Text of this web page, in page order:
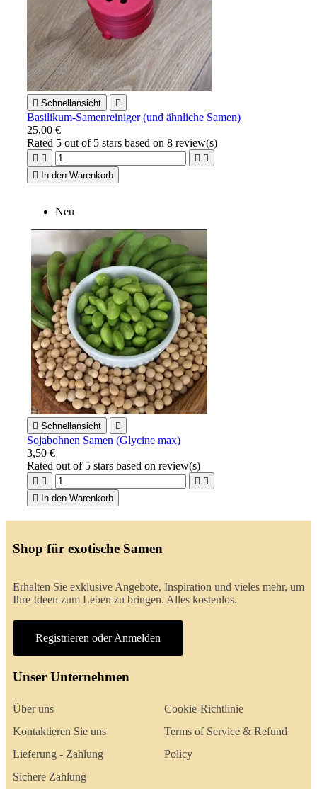
 Schnellansicht 
Basilikum-Samenreiniger (und ähnliche Samen)
25,00 €
Rated 5 out of 5 stars based on8 review(s)
   

In den Warenkorb
Neu
 Schnellansicht 
Sojabohnen Samen (Glycine max)
3,50 €
Ratedout of 5 stars based onreview(s)
   

In den Warenkorb
Shop für exotische Samen
Erhalten Sie exklusive Angebote, Inspiration und vieles mehr, um
Ihre Ideen zum Leben zu bringen. Alles kostenlos.
Registrieren oder Anmelden
Unser Unternehmen
Über uns
Kontaktieren Sie uns
Lieferung - Zahlung
Sichere Zahlung
Cookie-Richtlinie
Terms of Service & Refund
Policy